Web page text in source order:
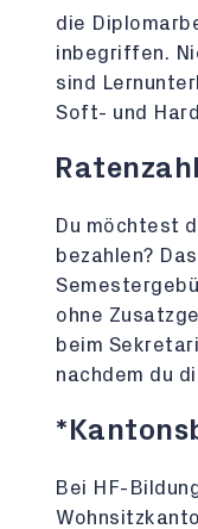
die
inbegriffen.
sind
Soft- und
Du möchtest
bezahlen?
ohne
beim
nachdem du
Bei HF-